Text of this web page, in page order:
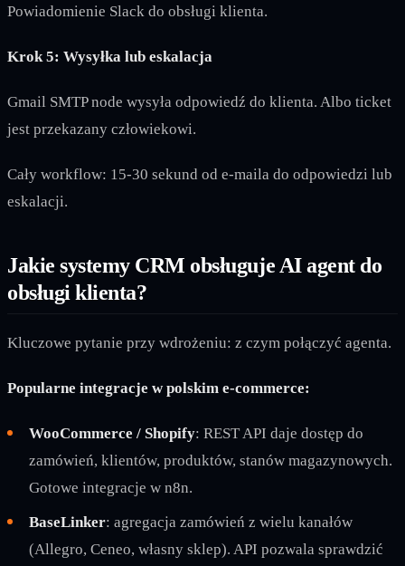
Powiadomienie Slack do obsługi klienta.
Krok 5: Wysyłka lub eskalacja
Gmail SMTP node wysyła odpowiedź do klienta. Albo ticket
jest przekazany człowiekowi.
Cały workflow: 15-30 sekund od e-maila do odpowiedzi lub
eskalacji.
Jakie systemy CRM obsługuje AI agent do
obsługi klienta?
Kluczowe pytanie przy wdrożeniu: z czym połączyć agenta.
Popularne integracje w polskim e-commerce:
WooCommerce / Shopify: REST API daje dostęp do
zamówień, klientów, produktów, stanów magazynowych.
Gotowe integracje w n8n.
BaseLinker: agregacja zamówień z wielu kanałów
(Allegro, Ceneo, własny sklep). API pozwala sprawdzić